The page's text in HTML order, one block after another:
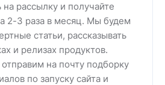
рассылку и получайте
2-3 раза в месяц. Мы будем
статьи, рассказывать
и релизах продуктов.
на почту подборку
по запуску сайта и